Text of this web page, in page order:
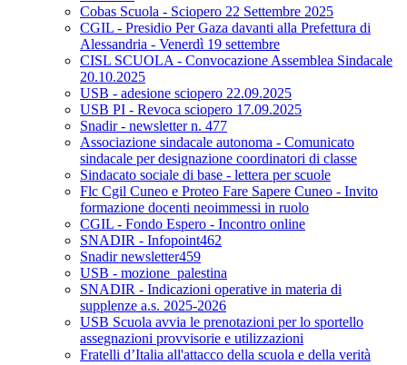
Cobas Scuola - Sciopero 22 Settembre 2025
CGIL - Presidio Per Gaza davanti alla Prefettura di
Alessandria - Venerdì 19 settembre
CISL SCUOLA - Convocazione Assemblea Sindacale
20.10.2025
USB - adesione sciopero 22.09.2025
USB PI - Revoca sciopero 17.09.2025
Snadir - newsletter n. 477
Associazione sindacale autonoma - Comunicato
sindacale per designazione coordinatori di classe
Sindacato sociale di base - lettera per scuole
Flc Cgil Cuneo e Proteo Fare Sapere Cuneo - Invito
formazione docenti neoimmessi in ruolo
CGIL - Fondo Espero - Incontro online
SNADIR - Infopoint462
Snadir newsletter459
USB - mozione_palestina
SNADIR - Indicazioni operative in materia di
supplenze a.s. 2025-2026
USB Scuola avvia le prenotazioni per lo sportello
assegnazioni provvisorie e utilizzazioni
Fratelli d’Italia all'attacco della scuola e della verità